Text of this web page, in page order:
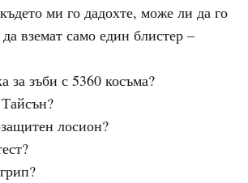
ми го дадохте, може ли да го
вземат само един блистер –
за зъби с 5360 косъма?
лосион?